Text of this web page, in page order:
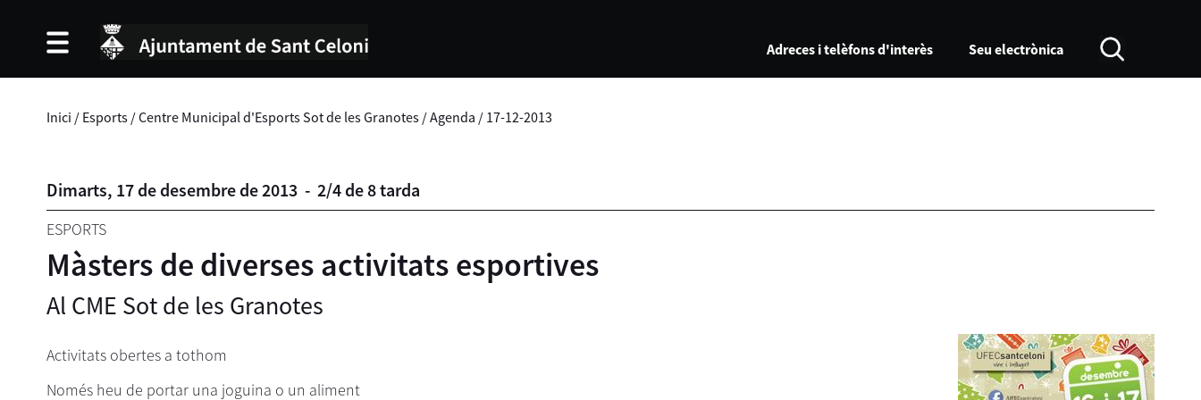
Adreces i telèfons d'interès Seu electrònica
Inici / Esports /Centre Municipal d'Esports Sot de les Granotes /Agenda / 17-12-2013
Dimarts, 17 de desembre de2013 - 2/4 de 8 tarda
ESPORTS
Màsters de diverses activitats esportives
Al CME Sot de les Granotes
Activitats obertes a tothom
Només heu de portar una joguina o un aliment